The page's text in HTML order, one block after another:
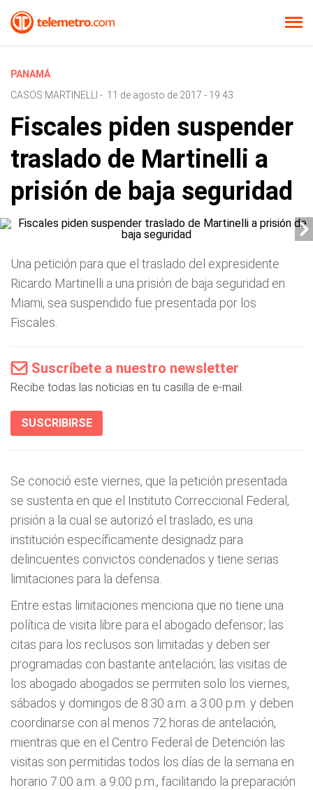
PANAMÁ
CASOS MARTINELLI
- 11 de agosto de 2017 - 19:43
Fiscales piden suspender
traslado de Martinelli a
prisión de baja seguridad
Una petición para que el traslado del expresidente
Ricardo Martinelli a una prisión de baja seguridad en
Miami, sea suspendido fue presentada por los
Fiscales.
Suscríbete a nuestro newsletter
Recibe todas las noticias en tu casilla de e-mail.
SUSCRIBIRSE
Se conoció este viernes, que la petición presentada
se sustenta en que el Instituto Correccional Federal,
prisión a la cual se autorizó el traslado, es una
institución específicamente designadz para
delincuentes convictos condenados y tiene serias
limitaciones para la defensa.
Entre estas limitaciones menciona que no tiene una
política de visita libre para el abogado defensor; las
citas para los reclusos son limitadas y deben ser
programadas con bastante antelación; las visitas de
los abogado abogados se permiten solo los viernes,
sábados y domingos de 8:30 a.m. a 3:00 p.m. y deben
coordinarse con al menos 72 horas de antelación,
mientras que en el Centro Federal de Detención las
visitas son permitidas todos los días de la semana en
horario 7:00 a.m. a 9:00 p.m., facilitando la preparación